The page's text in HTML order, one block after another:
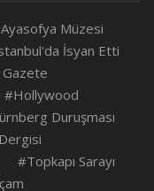
Ayasofya Müzesi
İsyan Etti
Gazete
Hollywood
Duruşması
Topkapı Sarayı